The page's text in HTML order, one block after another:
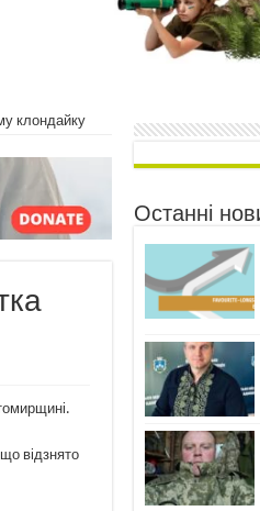
клондайку
відзнято
Останні